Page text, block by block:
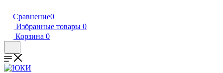
Сравнение0
Избранные товары 0
Корзина 0